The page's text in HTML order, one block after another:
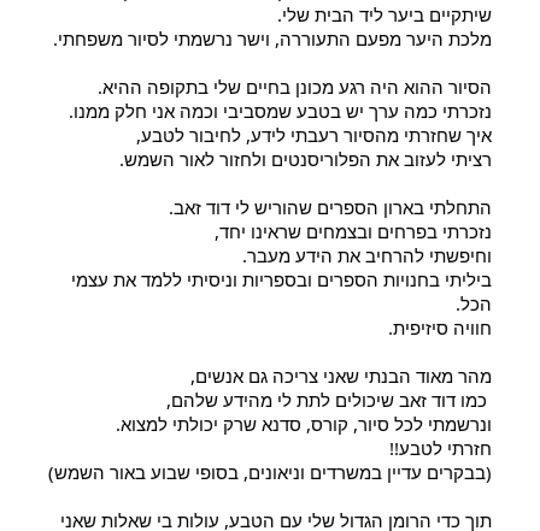
שיתקיים ביער ליד הבית שלי.
מלכת היער מפעם התעוררה, וישר נרשמתי לסיור משפחתי.
הסיור ההוא היה רגע מכונן בחיים שלי בתקופה ההיא.
נזכרתי כמה ערך יש בטבע שמסביבי וכמה אני חלק ממנו.
איך שחזרתי מהסיור רעבתי לידע, לחיבור לטבע,
רציתי לעזוב את הפלוריסנטים ולחזור לאור השמש.
התחלתי בארון הספרים שהוריש לי דוד זאב.
נזכרתי בפרחים ובצמחים שראינו יחד,
וחיפשתי להרחיב את הידע מעבר.
הכל.
חוויה סיזיפית.
מהר מאוד הבנתי שאני צריכה גם אנשים,
ונרשמתי לכל סיור, קורס, סדנא שרק יכולתי למצוא.
חזרתי לטבע!!
(בבקרים עדיין במשרדים וניאונים, בסופי שבוע באור השמש)